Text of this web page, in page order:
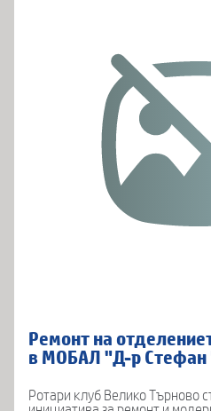
Ремонт на
в МОБАЛ "Д-р Стефан
Ротари клуб Велико Търново